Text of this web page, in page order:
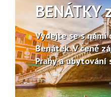
BENÁTKY
Vydejte se s námi
Benátek. V ceně
Prahy a ubytování